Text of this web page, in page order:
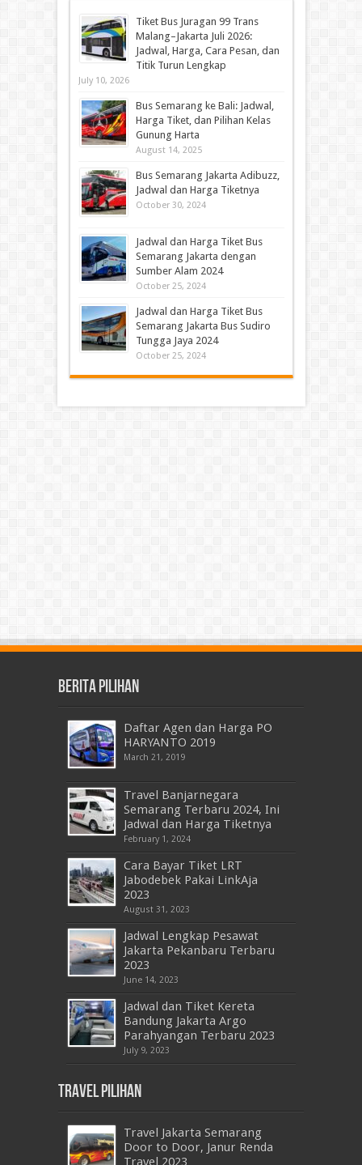
Tiket Bus Juragan 99 Trans
Malang–Jakarta Juli 2026:
Jadwal, Harga, Cara Pesan, dan
Titik Turun Lengkap
July 10, 2026
Bus Semarang ke Bali: Jadwal,
Harga Tiket, dan Pilihan Kelas
Gunung Harta
August 14, 2025
Bus Semarang Jakarta Adibuzz,
Jadwal dan Harga Tiketnya
October 30, 2024
Jadwal dan Harga Tiket Bus
Semarang Jakarta dengan
Sumber Alam 2024
October 25, 2024
Jadwal dan Harga Tiket Bus
Semarang Jakarta Bus Sudiro
Tungga Jaya 2024
October 25, 2024
Berita Pilihan
Daftar Agen dan Harga PO
HARYANTO 2019
March 21, 2019
Travel Banjarnegara
Semarang Terbaru 2024, Ini
Jadwal dan Harga Tiketnya
February 1, 2024
Cara Bayar Tiket LRT
Jabodebek Pakai LinkAja
2023
August 31, 2023
Jadwal Lengkap Pesawat
Jakarta Pekanbaru Terbaru
2023
June 14, 2023
Jadwal dan Tiket Kereta
Bandung Jakarta Argo
Parahyangan Terbaru 2023
July 9, 2023
Travel Pilihan
Travel Jakarta Semarang
Door to Door, Janur Renda
Travel 2023